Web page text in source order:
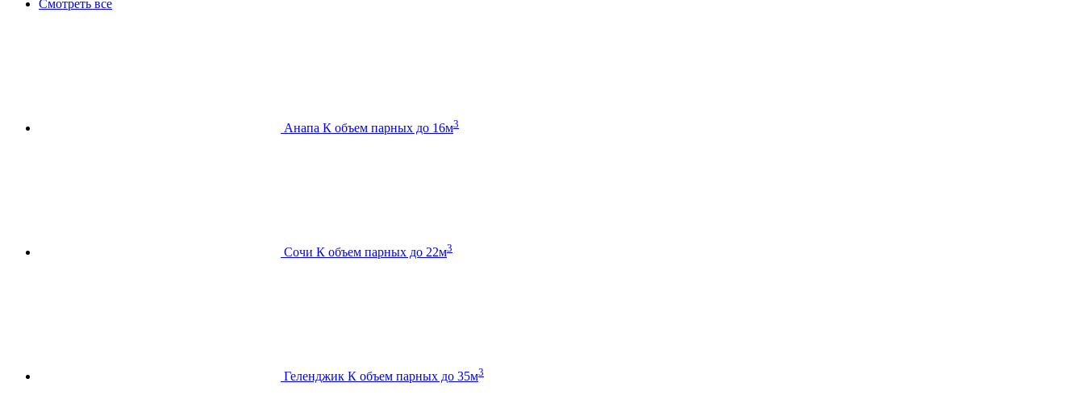
Смотреть все
Анапа К объем парных до 16м3
Сочи К объем парных до 22м3
Геленджик К объем парных до 35м3